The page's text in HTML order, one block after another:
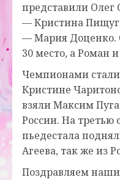
представили Олег
—Кристина
—Мария Доценко.
30 место, а Роман
Чемпионами
Кристине
взяли Максим
России. На третью
пьедестала
Агеева, так же из
Поздравляем